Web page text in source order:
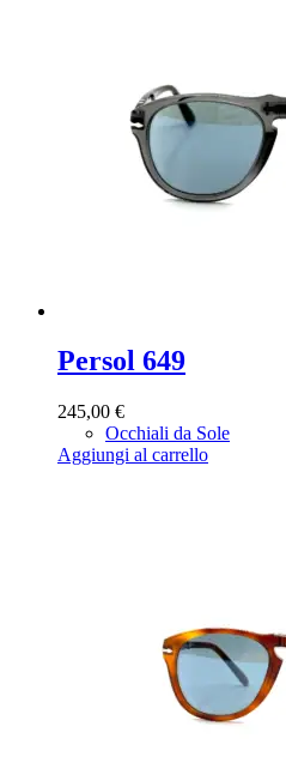
Persol 649
245,00 €
Occhiali da Sole
Aggiungi al carrello